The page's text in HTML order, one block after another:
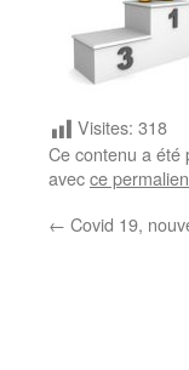
Visites: 318
Ce contenu a été
avecce permalien
← Covid 19,